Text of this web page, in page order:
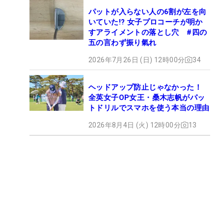
パットが入らない人の6割が左を向
いていた!? 女子プロコーチが明か
すアライメントの落とし穴 #四の
五の言わず振り氣れ
2026年7月26日 (日) 12時00分 34
ヘッドアップ防止じゃなかった！
全英女子OP女王・桑木志帆がパッ
トドリルでスマホを使う本当の理由
2026年8月4日 (火) 12時00分 13